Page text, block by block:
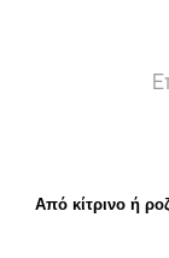
Από κίτρινο ή